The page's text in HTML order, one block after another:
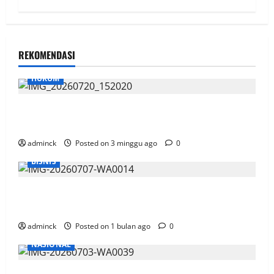
REKOMENDASI
HUKUM
adminck Posted on 3 minggu ago
0
BISNIS
adminck Posted on 1 bulan ago
0
NASIONAL